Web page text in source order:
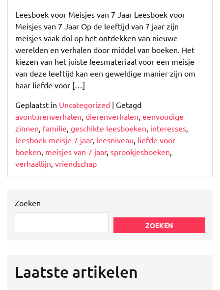
Leesboek voor Meisjes van 7 Jaar Leesboek voor
Meisjes van 7 Jaar Op de leeftijd van 7 jaar zijn
meisjes vaak dol op het ontdekken van nieuwe
werelden en verhalen door middel van boeken. Het
kiezen van het juiste leesmateriaal voor een meisje
van deze leeftijd kan een geweldige manier zijn om
haar liefde voor […]
Geplaatst in Uncategorized | Getagd
avonturenverhalen, dierenverhalen, eenvoudige
zinnen, familie, geschikte leesboeken, interesses,
leesboek meisje 7 jaar, leesniveau, liefde voor
boeken, meisjes van 7 jaar, sprookjesboeken,
verhaallijn, vriendschap
Zoeken
ZOEKEN
Laatste artikelen